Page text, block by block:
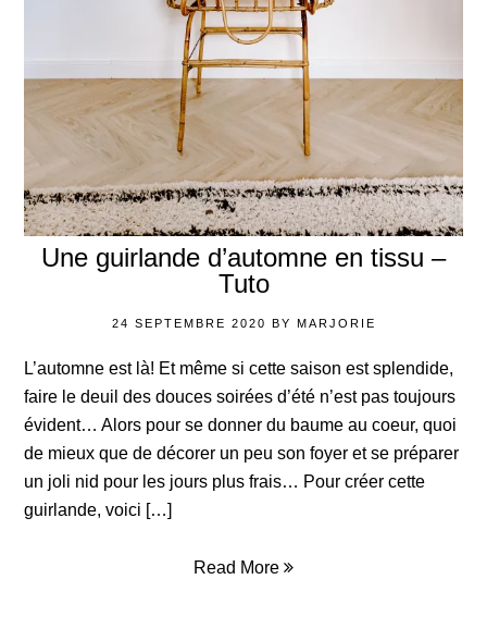
Une guirlande d’automne en tissu –
Tuto
24 SEPTEMBRE 2020 BY MARJORIE
L’automne est là! Et même si cette saison est splendide,
faire le deuil des douces soirées d’été n’est pas toujours
évident… Alors pour se donner du baume au coeur, quoi
de mieux que de décorer un peu son foyer et se préparer
un joli nid pour les jours plus frais… Pour créer cette
guirlande, voici […]
Read More 